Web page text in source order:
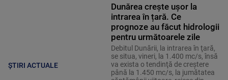
ȘTIRI ACTUALE
Dunărea crește ușor la
intrarea în țară. Ce
prognoze au făcut hidrologii
pentru următoarele zile
Debitul Dunării, la intrarea în ţară,
se situa, vineri, la 1.400 mc/s, însă
va exista o tendinţă de creştere
până la 1.450 mc/s, la jumătatea